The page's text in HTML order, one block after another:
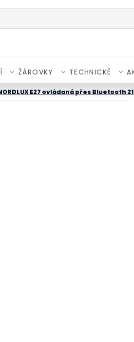
ŽÁROVKY TECHNICKÉ
E27 ovládaná přes Bluetooth